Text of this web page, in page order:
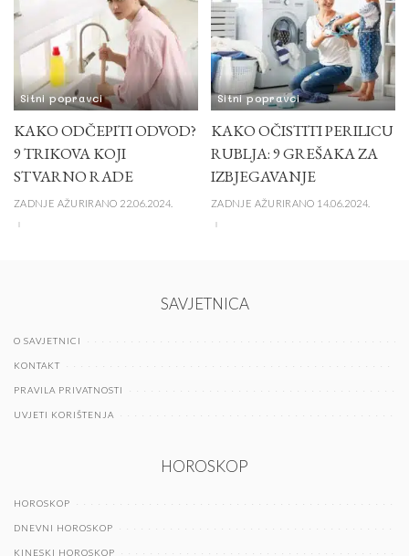
Sitni popravci
KAKO ODČEPITI ODVOD?
9 TRIKOVA KOJI
STVARNO RADE
ZADNJE AŽURIRANO 22.06.2024.
Sitni popravci
KAKO OČISTITI PERILICU
RUBLJA: 9 GREŠAKA ZA
IZBJEGAVANJE
ZADNJE AŽURIRANO 14.06.2024.
SAVJETNICA
O SAVJETNICI
KONTAKT
PRAVILA PRIVATNOSTI
UVJETI KORIŠTENJA
HOROSKOP
HOROSKOP
DNEVNI HOROSKOP
KINESKI HOROSKOP